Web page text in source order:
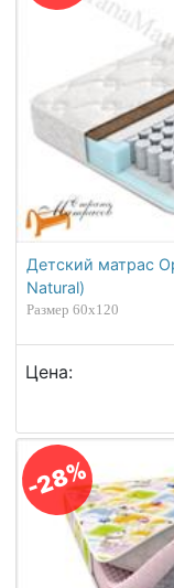
Детский матрас
Natural)
Размер 60х120
Цена:
-28%